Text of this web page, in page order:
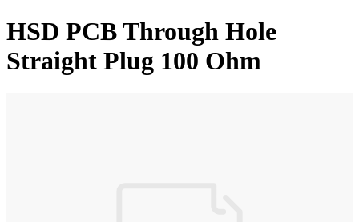
HSD PCB Through Hole
Straight Plug 100 Ohm